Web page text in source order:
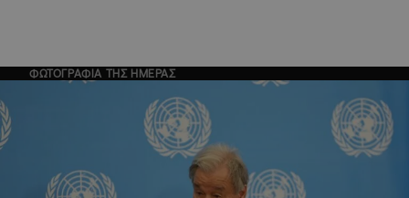
ΦΩΤΟΓΡΑΦΙΑ ΤΗΣ ΗΜΕΡΑΣ